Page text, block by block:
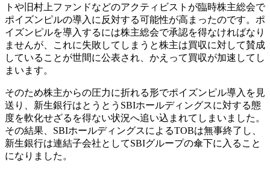
トや旧村上ファンドなどのアクティビストが臨時株主総会で
ポイズンピルの導入に反対する可能性が高まったのです。ポ
イズンピルを導入するには株主総会で承認を得なければなり
ませんが、これに失敗してしまうと株主は買収に対して賛成
していることが世間に公表され、かえって買収が加速してし
まいます。
そのため株主からの圧力に折れる形でポイズンピル導入を見
送り、新生銀行はとうとうSBIホールディングスに対する態
度を軟化せざるを得ない状況へ追い込まれてしまいました。
その結果、SBIホールディングスによるTOBは無事終了し、
新生銀行は連結子会社としてSBIグループの傘下に入ること
になりました。